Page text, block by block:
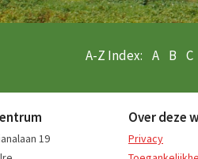
A-Z Index: A B C
19
Over deze
Privacy